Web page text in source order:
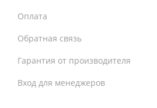
Оплата
Обратная связь
Гарантия от производителя
Вход для менеджеров